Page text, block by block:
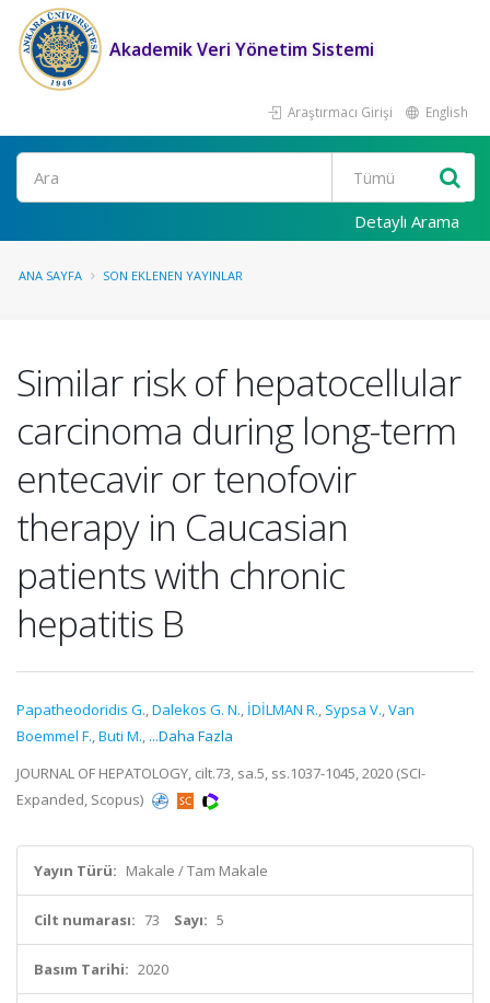
Akademik Veri Yönetim Sistemi
Araştırmacı Girişi English
Ara
Detaylı Arama
ANA SAYFA SON EKLENEN YAYINLAR
Similar risk of hepatocellular
carcinoma during long-term
entecavir or tenofovir
therapy in Caucasian
patients with chronic
hepatitis B
Papatheodoridis G.,Dalekos G. N., İDİLMAN R., Sypsa V.,Van
Boemmel F.,Buti M., ...Daha Fazla
JOURNAL OF HEPATOLOGY, cilt.73, sa.5, ss.1037-1045, 2020 (SCI-
Expanded, Scopus)
Yayın Türü: Makale / Tam Makale
Cilt numarası: 73 Sayı: 5
Basım Tarihi: 2020